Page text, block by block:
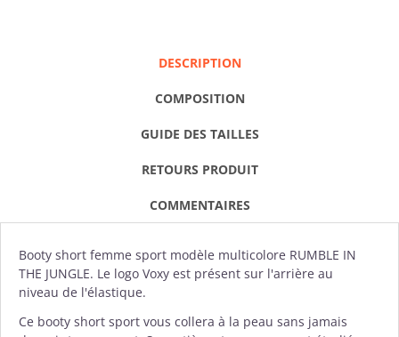
DESCRIPTION
COMPOSITION
GUIDE DES TAILLES
RETOURS PRODUIT
COMMENTAIRES
Booty short femme sport modèle multicolore RUMBLE IN
THE JUNGLE. Le logo Voxy est présent sur l'arrière au
niveau de l'élastique.
Ce booty short sport vous collera à la peau sans jamais